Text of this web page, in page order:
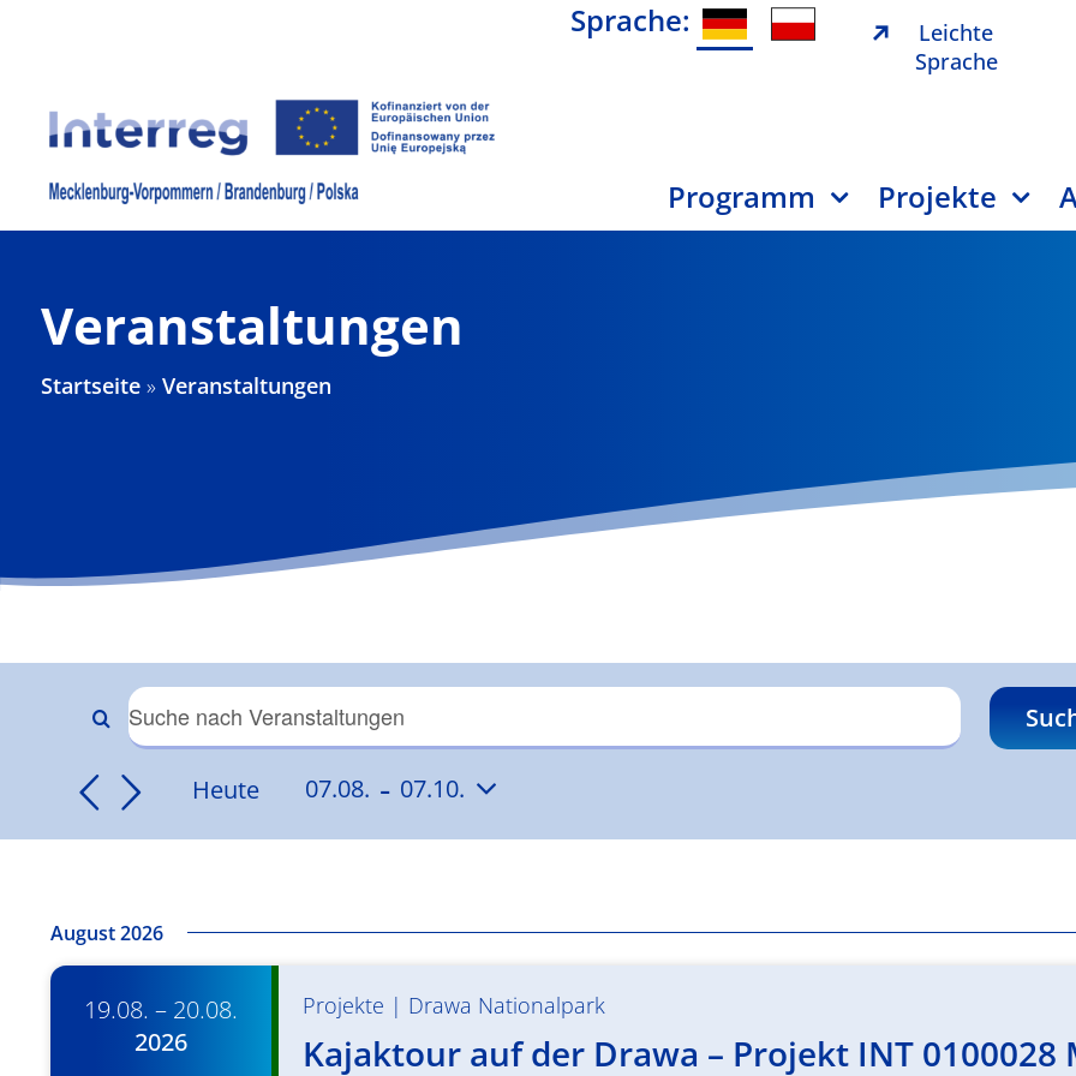
Sprache:
Leichte
Sprache
Programm Projekte
Veranstaltungen
Startseite »Veranstaltungen
Veranstaltungen
Suche
Ansichten,
Navigation
Bitte
eingeben.
Schlüsselwort.
Heute 07.08. - 07.10.
Datum
August 2026
19.08. – 20.08.
2026
Projekte | Drawa Nationalpark
Kajaktour auf der Drawa – Projekt INT 0100028